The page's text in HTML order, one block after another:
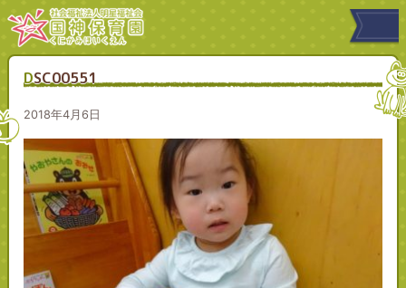
DSC00551
2018年4月6日